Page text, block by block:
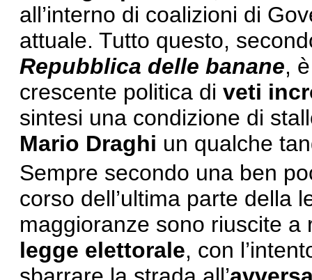
all’interno di coalizioni di
attuale. Tutto questo,
Repubblica delle banane,
crescente politica di veti
sintesi una condizione di
Mario Draghi un qualche
Sempre secondo una ben
corso dell’ultima parte della
maggioranze sono riuscite
legge elettorale, con